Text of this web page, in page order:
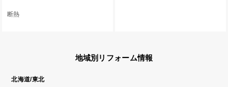
断熱
地域別リフォーム情報
北海道/東北